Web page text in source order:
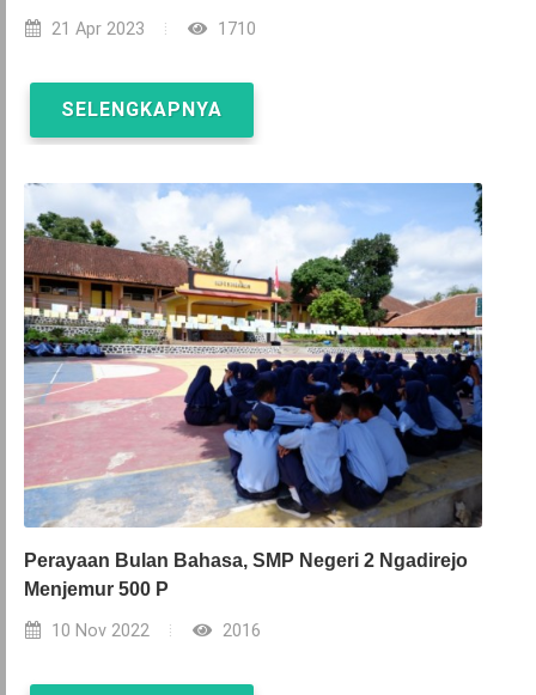
21 Apr 2023 1710
SELENGKAPNYA
Perayaan Bulan Bahasa, SMP Negeri 2 Ngadirejo
Menjemur 500 P
10 Nov 2022 2016